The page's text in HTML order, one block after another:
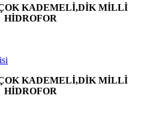
KADEMELİ,DİK MİLLİ
HİDROFOR
KADEMELİ,DİK MİLLİ
HİDROFOR